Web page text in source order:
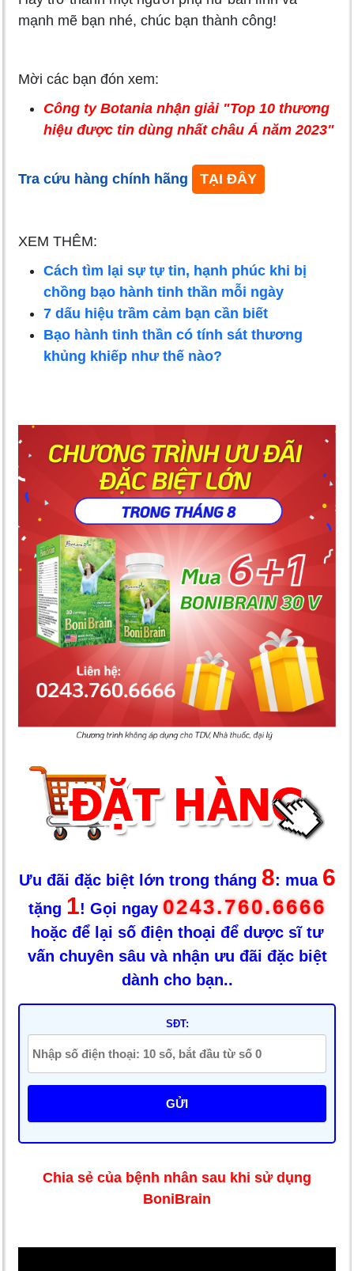
mạnh mẽ bạn nhé, chúc bạn thành công!
Mời các bạn đón xem:
Công ty Botania nhận giải "Top 10 thương
hiệu được tin dùng nhất châu Á năm 2023"
Tra cứu hàng chính hãng TẠI ĐÂY
XEM THÊM:
Cách tìm lại sự tự tin, hạnh phúc khi bị
chồng bạo hành tinh thần mỗi ngày
7 dấu hiệu trầm cảm bạn cần biết
Bạo hành tinh thần có tính sát thương
khủng khiếp như thế nào?
Ưu đãi đặc biệt lớn trong tháng 8: mua 6
tặng 1! Gọi ngay 0243.760.6666
hoặc để lại số điện thoại để dược sĩ tư
vấn chuyên sâu và nhận ưu đãi đặc biệt
dành cho bạn..
SĐT:
GỬI
Chia sẻ của bệnh nhân sau khi sử dụng
BoniBrain